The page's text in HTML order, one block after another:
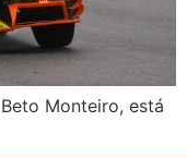
Monteiro, está